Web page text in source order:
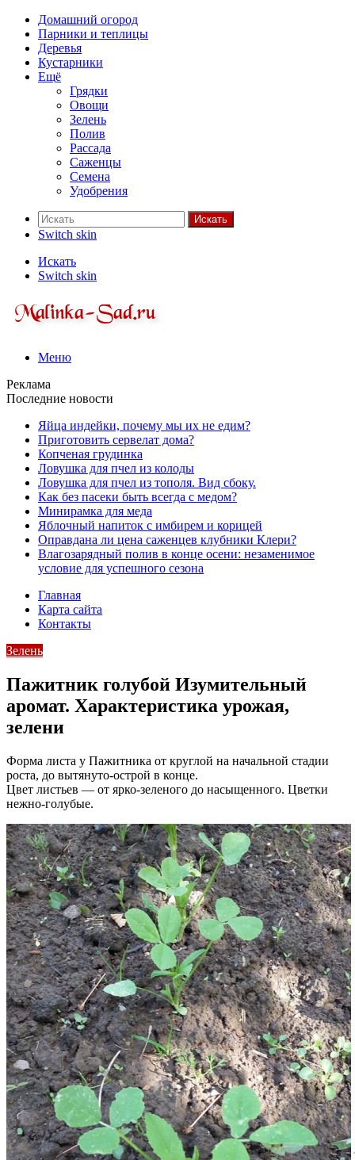
Домашний огород
Парники и теплицы
Деревья
Кустарники
Ещё
Грядки
Овощи
Зелень
Полив
Рассада
Саженцы
Семена
Удобрения
Искать
Switch skin
Искать
Switch skin
Меню
Реклама
Последние новости
Яйца индейки, почему мы их не едим?
Приготовить сервелат⁠⁠ дома?
Копченая грудинка
Ловушка для пчел из колоды
Ловушка для пчел из тополя. Вид сбоку.
Как без пасеки быть всегда с медом?
Минирамка для меда
Яблочный напиток с имбирем и корицей
Оправдана ли цена саженцев клубники Клери?
Влагозарядный полив в конце осени: незаменимое
условие для успешного сезона
Главная
Карта сайта
Контакты
Зелень
Пажитник голубой Изумительный
аромат. Характеристика урожая,
зелени
Форма листа у Пажитника от круглой на начальной стадии
роста, до вытянуто-острой в конце.
Цвет листьев — от ярко-зеленого до насыщенного. Цветки
нежно-голубые.